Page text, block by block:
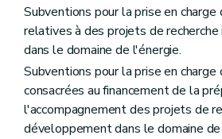
Subventions pour la prise en
relatives à des projets de
dans le domaine de l'énergie.
Subventions pour la prise en
consacrées au financement de la
l'accompagnement des projets de
développement dans le domaine